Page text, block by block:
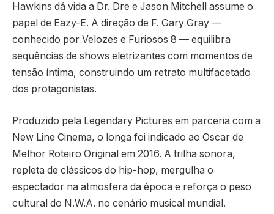
Hawkins dá vida a Dr. Dre e Jason Mitchell assume o
papel de Eazy-E. A direção de F. Gary Gray —
conhecido por Velozes e Furiosos 8 — equilibra
sequências de shows eletrizantes com momentos de
tensão íntima, construindo um retrato multifacetado
dos protagonistas.
Produzido pela Legendary Pictures em parceria com a
New Line Cinema, o longa foi indicado ao Oscar de
Melhor Roteiro Original em 2016. A trilha sonora,
repleta de clássicos do hip-hop, mergulha o
espectador na atmosfera da época e reforça o peso
cultural do N.W.A. no cenário musical mundial.